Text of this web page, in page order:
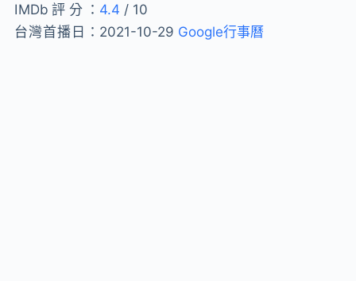
IMDb評分： 4.4 / 10
台灣首播日： 2021-10-29 Google行事曆